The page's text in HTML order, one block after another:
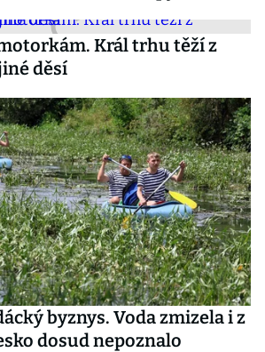
Král trhu těží z
děsí
byznys. Voda zmizela i z
dosud nepoznalo